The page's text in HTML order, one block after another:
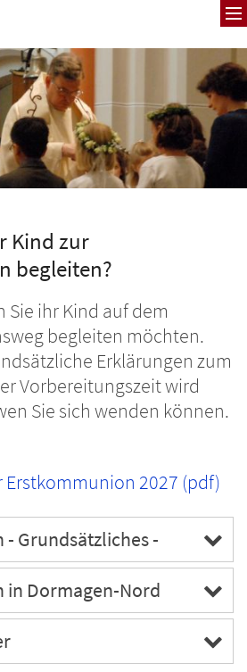
Kind zur
begleiten?
Sie ihr Kind auf dem
begleiten möchten.
Erklärungen zum
Vorbereitungszeit wird
Sie sich wenden können.
2027 (pdf)
Grundsätzliches -
in Dormagen-Nord